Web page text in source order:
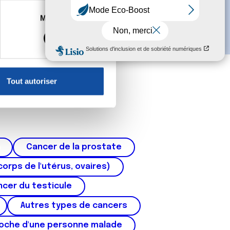
à plusieurs mètres près
reportez-vous à lasection «
sur les cookies.
informations que
Marketing
Tout autoriser
Cancer de la prostate
de l'utérus, ovaires)
du testicule
Autres types de cancers
d'une personne malade